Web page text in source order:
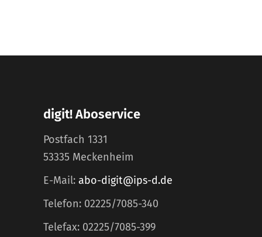
digit! Aboservice
Postfach 1331
53335 Meckenheim
E-Mail: abo-digit@ips-d.de
Telefon: 02225/7085-340
Telefax: 02225/7085-399